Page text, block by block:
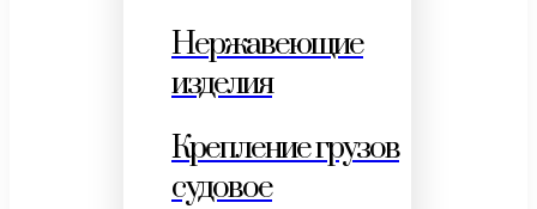
Нержавеющие
изделия
Крепление грузов
судовое